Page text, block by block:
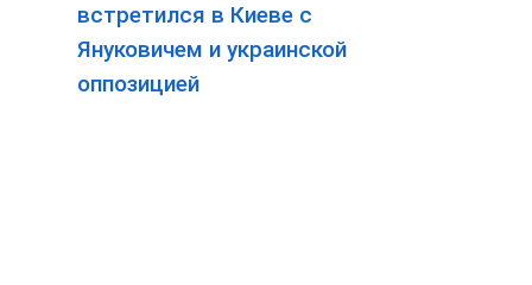
встретился в Киеве с
Януковичем и украинской
оппозицией